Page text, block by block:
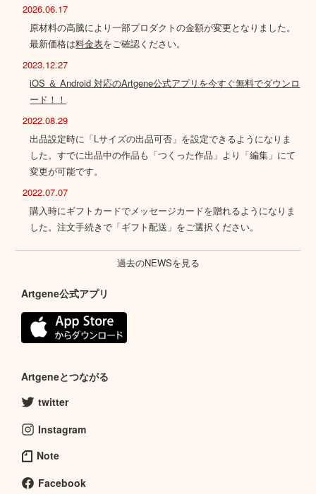
2026.06.17
原材料の高騰により一部プロダクトの金額が変更となりました。
最新価格は料金表をご確認ください。
2023.12.27
iOS ＆ Android 対応のArtgene公式アプリを今すぐ無料でダウンロ
ード！！
2022.08.29
出品設定時に「Lサイズの出品可否」を設定できるようになりま
した。すでに出品中の作品も「つくった作品」より「編集」にて
変更が可能です。
2022.07.07
購入時にギフトカードでメッセージカードを贈れるようになりま
した。注文手続きで「ギフト配送」をご選択ください。
過去のNEWSを見る
Artgene公式アプリ
Artgeneとつながる
twitter
Instagram
Note
Facebook